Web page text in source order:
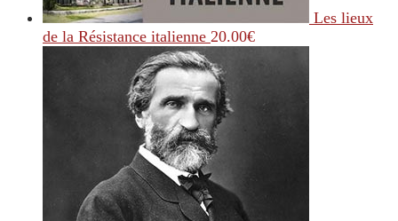
Les lieux
de la Résistance italienne 20.00€